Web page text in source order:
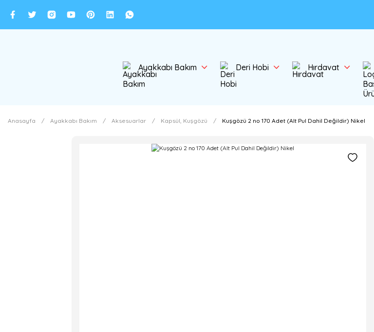
Ayakkabı Bakım Deri Hobi Hırdavat
Anasayfa Ayakkabı Bakım Aksesuarlar Kapsül, Kuşgözü Kuşgözü 2 no 170 Adet (Alt Pul Dahil Değildir) Nikel